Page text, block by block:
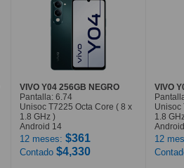
VIVO Y04 256GB NEGRO
Pantalla: 6.74
Unisoc T7225 Octa Core ( 8 x
1.8 GHz )
Android 14
12 meses: $361
Contado $4,330
VIVO
Unisoc
1.8
12